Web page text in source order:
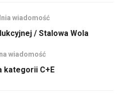
wiadomość
/ Stalowa Wola
wiadomość
kategorii C+E